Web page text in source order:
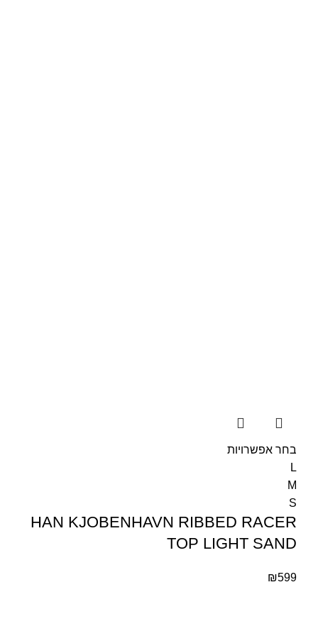
בחר אפשרויות
L
M
S
HAN KJOBENHAVN RIBBED RACER
TOP LIGHT SAND
₪599